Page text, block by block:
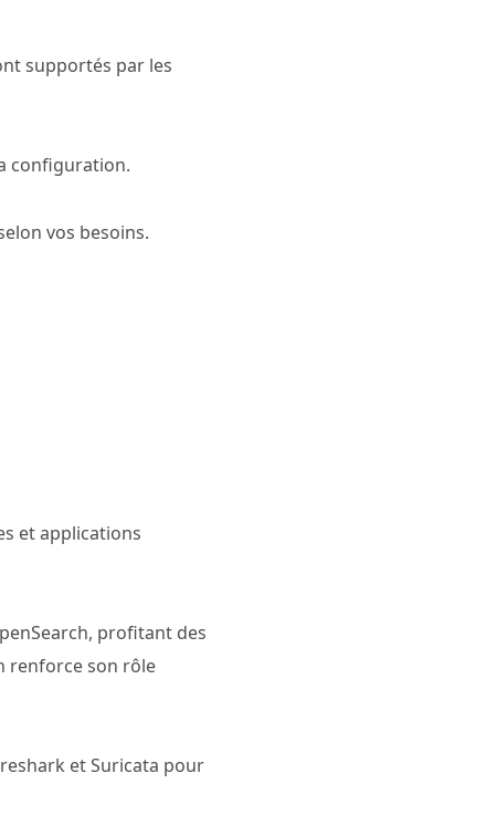
supportés par les
configuration.
vos besoins.
et applications
profitant des
renforce son rôle
et Suricata pour